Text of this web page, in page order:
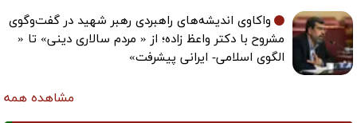
واکاوی اندیشه‌های راهبردی رهبر شهید در گفت‌وگوی
مشروح با دکتر واعظ زاده؛ از « مردم سالاری دینی» تا «
الگوی اسلامی- ایرانی پیشرفت»
مشاهده همه